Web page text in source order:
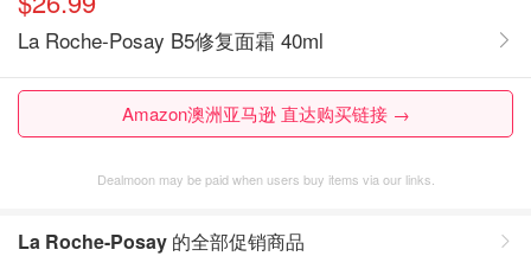
La Roche-Posay B5修复面霜 40ml
Amazon澳洲亚马逊 直达购买链接 →
Dealmoon may be paid when users buy items via our links.
La Roche-Posay 的全部促销商品